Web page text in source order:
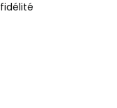
fidélité